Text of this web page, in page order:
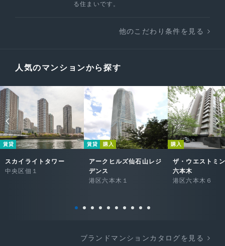
る住まいです。
他のこだわり条件を見る
人気のマンションから探す
賃貸
スカイライトタワー
中央区佃１
賃貸 購入
アークヒルズ仙石山レジ
デンス
港区六本木１
購入
ザ・ウエストミ
六本木
港区六本木６
ブランドマンションカタログを見る